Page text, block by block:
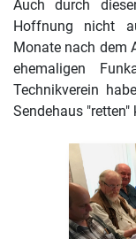
Auch durch
Hoffnung nicht
Monate nach dem
ehemaligen
Technikverein
Sendehaus "retten"